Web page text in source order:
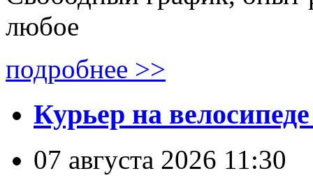
любое
подробнее >>
Курьер на
07 августа 2026 11:30